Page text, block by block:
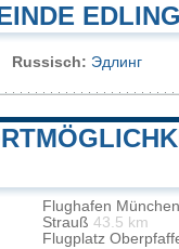
EDLING
Russisch: Эдлинг
Flughafen
Strauß 43.5 km
Flugplatz